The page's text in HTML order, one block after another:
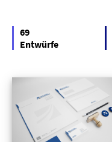
69
Entwürfe